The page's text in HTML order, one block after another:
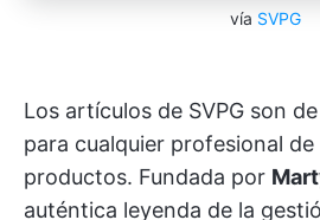
vía SVPG
Los artículos de SVPG son
para cualquier profesional
productos. Fundada por
auténtica leyenda de la